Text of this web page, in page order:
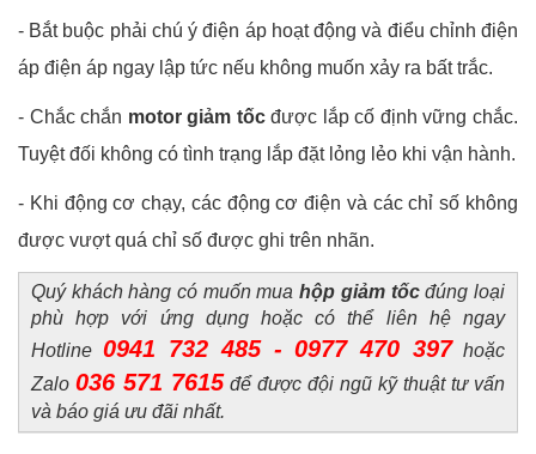
- Bắt buộc phải chú ý điện áp hoạt động và điểu chỉnh điện
áp điện áp ngay lập tức nếu không muốn xảy ra bất trắc.
- Chắc chắn motor giảm tốcđược lắp cố định vững chắc.
Tuyệt đối không có tình trạng lắp đặt lỏng lẻo khi vận hành.
- Khi động cơ chạy, các động cơ điện và các chỉ số không
được vượt quá chỉ số được ghi trên nhãn.
Quý khách hàng có muốn muahộp giảm tốcđúng loại
phù hợp với ứng dụng hoặc có thể liên hệ ngay
Hotline 0941 732 485 - 0977 470 397hoặc
Zalo 036 571 7615 để được đội ngũ kỹ thuật tư vấn
và báo giá ưu đãi nhất.